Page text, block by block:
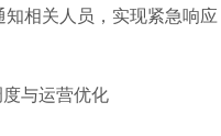
知相关人员，实现紧急响
与运营优化